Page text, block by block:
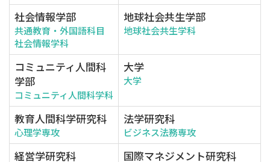
社会情報学部
共通教育・外国語科目
社会情報学科
地球社会共生学部
地球社会共生学科
コミュニティ人間科
学部
コミュニティ人間科学科
大学
大学
教育人間科学研究科
心理学専攻
法学研究科
ビジネス法務専攻
経営学研究科 国際マネジメント研究科